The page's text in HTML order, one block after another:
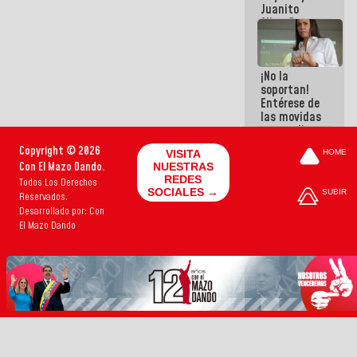
Juanito
Alimaña son
harina del
mismo
costal
¡No la
soportan!
Entérese de
las movidas
que realizan
cómplices
sacudírsela
Copyright © 2026
Con El Mazo Dando.
Todos Los Derechos
Reservados.
Desarrollado por: Con
El Mazo Dando
VISITA
NUESTRAS
REDES
SOCIALES →
HOME
SUBIR